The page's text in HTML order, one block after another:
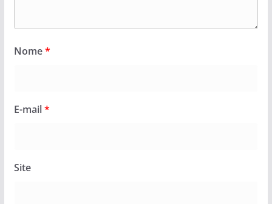
Nome*
E-mail*
Site